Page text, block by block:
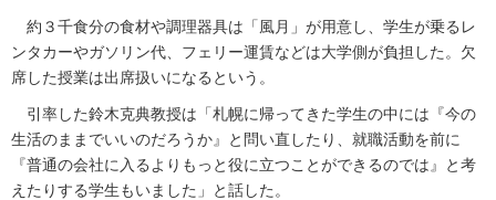
約３千食分の食材や調理器具は「風月」が用意し、学生が乗るレ
ンタカーやガソリン代、フェリー運賃などは大学側が負担した。欠
席した授業は出席扱いになるという。
引率した鈴木克典教授は「札幌に帰ってきた学生の中には『今の
生活のままでいいのだろうか』と問い直したり、就職活動を前に
『普通の会社に入るよりもっと役に立つことができるのでは』と考
えたりする学生もいました」と話した。